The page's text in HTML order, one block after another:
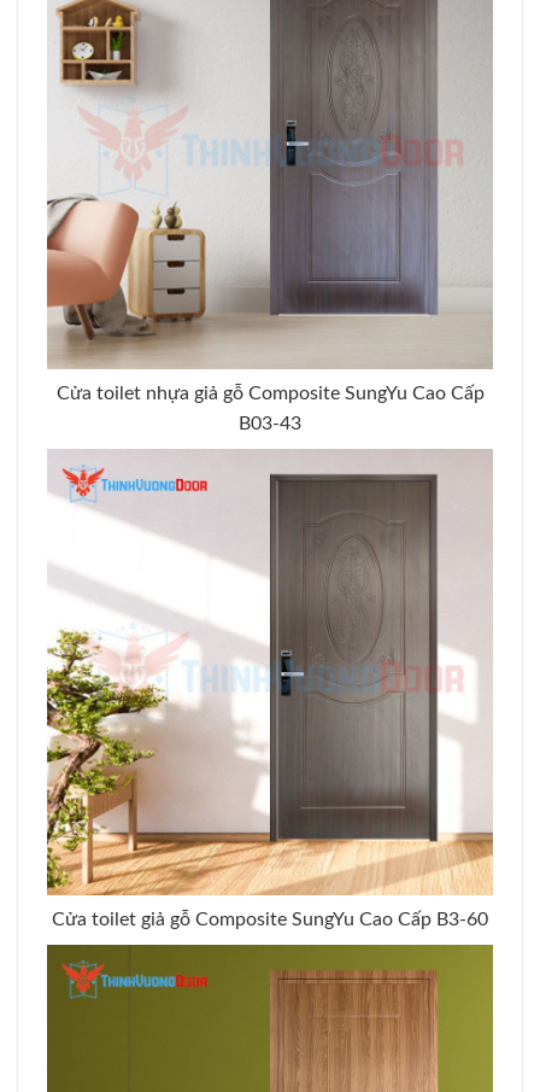
Cửa toilet nhựa giả gỗ Composite SungYu Cao Cấp
B03-43
Cửa toilet giả gỗ Composite SungYu Cao Cấp B3-60